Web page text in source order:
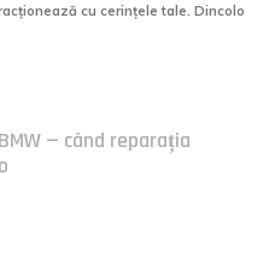
cu cerințele tale. Dincolo
— când reparația